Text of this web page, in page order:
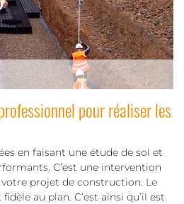
pour réaliser les
en faisant une étude de sol et
C’est une intervention
projet de construction. Le
au plan. C’est ainsi qu’il est